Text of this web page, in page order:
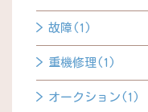
故障(1)
重機修理(1)
オークション(1)